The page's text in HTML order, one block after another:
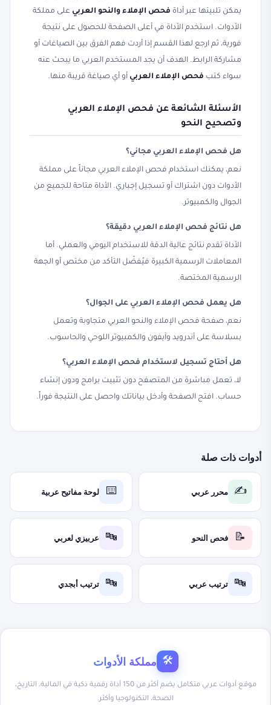
يمكن تلبيتها عبر أداة فحص الإملاء والنحو العربي على مملكة
الأدوات. استخدم الأداة في أعلى الصفحة للحصول على نتيجة
فورية، ثم ارجع لهذا القسم إذا أردت فهم الفرق بين الصياغات أو
مشاركة الرابط. الهدف أن يجد المستخدم العربي ما يبحث عنه
سواء كتب فحص الإملاء العربي أو أي صياغة قريبة منها.
الأسئلة الشائعة عن فحص الإملاء العربي
وتصحيح النحو
هل فحص الإملاء العربي مجاني؟
نعم، يمكنك استخدام فحص الإملاء العربي مجاناً على مملكة
الأدوات دون اشتراك أو تسجيل إجباري. الأداة متاحة للجميع من
الجوال والكمبيوتر.
هل نتائج فحص الإملاء العربي دقيقة؟
الأداة تقدم نتائج عالية الدقة للاستخدام اليومي والعملي. أما
المعاملات الرسمية الكبيرة فيُفضّل التأكد من مختص أو الجهة
الرسمية المختصة.
هل يعمل فحص الإملاء العربي على الجوال؟
نعم، صفحة فحص الإملاء والنحو العربي متجاوبة وتعمل
بسلاسة على أندرويد وآيفون والكمبيوتر اللوحي والحاسوب.
هل أحتاج تسجيل لاستخدام فحص الإملاء العربي؟
لا، تعمل مباشرة من المتصفح دون تثبيت برامج ودون إنشاء
حساب. افتح الصفحة وأدخل بياناتك واحصل على النتيجة فوراً.
أدوات ذات صلة
✍️ محرر عربي ⌨️ لوحة مفاتيح عربية
📝 فحص النحو 🔤 عربيزي لعربي
🔤 ترتيب عربي 🔤 ترتيب أبجدي
🛠 مملكة الأدوات
موقع أدوات عربي متكامل يضم أكثر من 150 أداة رقمية ذكية في المالية، التاريخ،
الصحة، التكنولوجيا وأكثر.